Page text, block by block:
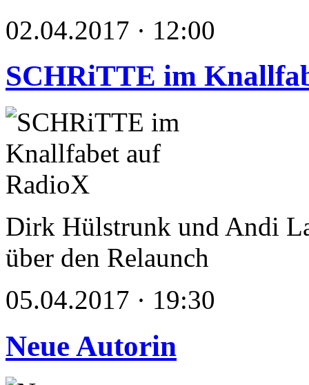
02.04.2017 · 12:00
SCHRiTTE im
Dirk Hülstrunk und Andi
über den Relaunch
05.04.2017 · 19:30
Neue Autorin